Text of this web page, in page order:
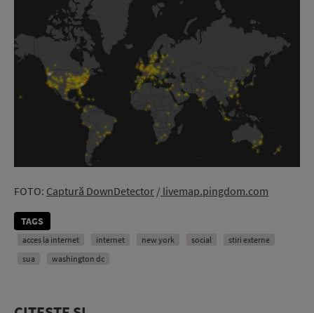
FOTO: Captură DownDetector / livemap.pingdom.com
TAGS
acces la internet internet new york social
stiri externe
sua
washington dc